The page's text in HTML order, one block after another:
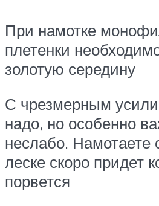
При намотке
плетенки
золотую середину
С чрезмерным
надо, но особенно
неслабо.
леске скоро придет
порвется